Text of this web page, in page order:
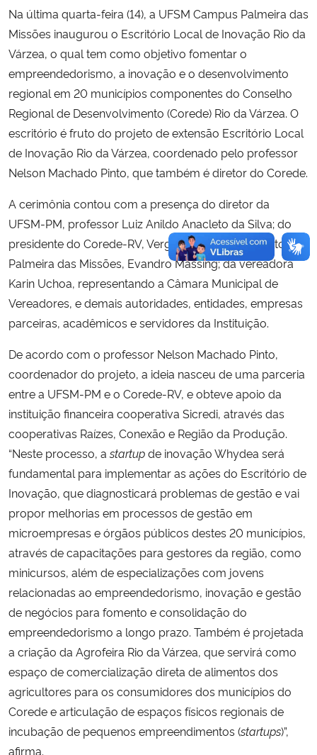
Na última quarta-feira (14), a UFSM Campus Palmeira das
Missões inaugurou o Escritório Local de Inovação Rio da
Várzea, o qual tem como objetivo fomentar o
empreendedorismo, a inovação e o desenvolvimento
regional em 20 municípios componentes do Conselho
Regional de Desenvolvimento (Corede) Rio da Várzea. O
escritório é fruto do projeto de extensão Escritório Local
de Inovação Rio da Várzea, coordenado pelo professor
Nelson Machado Pinto, que também é diretor do Corede.
A cerimônia contou com a presença do diretor da
UFSM-PM, professor Luiz Anildo Anacleto da Silva; do
presidente do Corede-RV, Vergilio Casani; do prefeito de
Palmeira das Missões, Evandro Massing; da vereadora
Karin Uchoa, representando a Câmara Municipal de
Vereadores, e demais autoridades, entidades, empresas
parceiras, acadêmicos e servidores da Instituição.
De acordo com o professor Nelson Machado Pinto,
coordenador do projeto, a ideia nasceu de uma parceria
entre a UFSM-PM e o Corede-RV, e obteve apoio da
instituição financeira cooperativa Sicredi, através das
cooperativas Raízes, Conexão e Região da Produção.
“Neste processo, astartupde inovação Whydea será
fundamental para implementar as ações do Escritório de
Inovação, que diagnosticará problemas de gestão e vai
propor melhorias em processos de gestão em
microempresas e órgãos públicos destes 20 municípios,
através de capacitações para gestores da região, como
minicursos, além de especializações com jovens
relacionadas ao empreendedorismo, inovação e gestão
de negócios para fomento e consolidação do
empreendedorismo a longo prazo. Também é projetada
a criação da Agrofeira Rio da Várzea, que servirá como
espaço de comercialização direta de alimentos dos
agricultores para os consumidores dos municípios do
Corede e articulação de espaços físicos regionais de
incubação de pequenos empreendimentos (startups)”,
afirma.